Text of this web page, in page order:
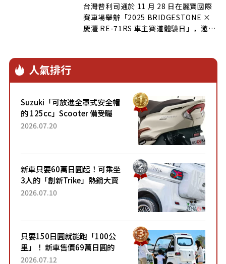
台灣普利司通於 11 月 28 日在麗寶國際
賽車場舉辦「2025 BRIDGESTONE ×
慶灃 RE-71RS 車主賽道體驗日」，邀請
下的動態表現。活動由普利司通台北旗艦
POTENZA RE-71RS × BAC MONO 展
示組合作為全場亮點，展現普利司通高性
能胎款與 Motorsport 賽車文化之間的
高度連結。
人氣排行
Suzuki「可放進全罩式安全帽
的 125cc」Scooter 備受矚
目！採用全新流線設計與各項
2026.07.20
新車只要60萬日圓起！可乘坐
3人的「創新Trike」熱銷大賣
成為人氣車款！「養車成本真
2026.07.10
只要150日圓就能跑「100公
里」！ 新車售價69萬日圓的
「3人座」Trike大受歡迎！ 順
2026.07.12